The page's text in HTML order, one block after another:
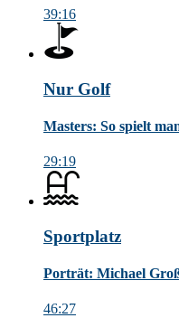
39:16
Nur Golf
Masters: So spielt
29:19
Sportplatz
Porträt: Michael
46:27